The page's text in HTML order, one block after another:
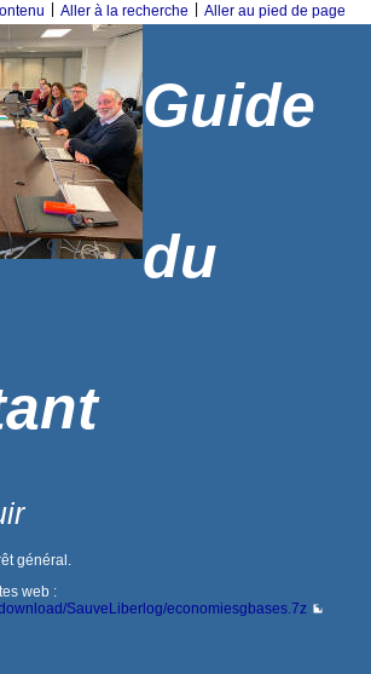
Aller à la recherche Aller au pied de page
Guide
du
général.
web :
SauveLiberlog/economiesgbases.7z